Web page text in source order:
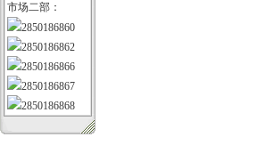
市场二部：
2850186860
2850186862
2850186866
2850186867
2850186868